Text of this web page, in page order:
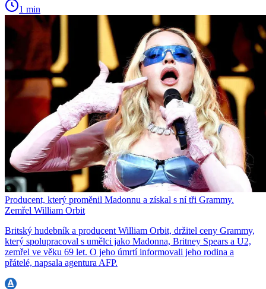
1 min
Producent, který proměnil Madonnu a získal s ní tři Grammy.
Zemřel William Orbit
Britský hudebník a producent William Orbit, držitel ceny Grammy,
který spolupracoval s umělci jako Madonna, Britney Spears a U2,
zemřel ve věku 69 let. O jeho úmrtí informovali jeho rodina a
přátelé, napsala agentura AFP.